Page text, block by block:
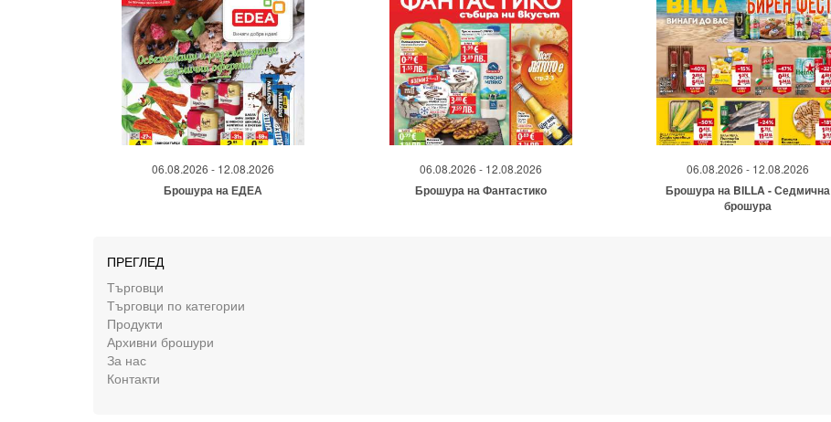
06.08.2026 - 12.08.2026
Брошура на ЕДЕА
06.08.2026 - 12.08.2026
Брошура на Фантастико
06.08.2026 - 12.08.2026
Брошура на BILLA - Седмична
брошура
ПРЕГЛЕД
Търговци
Търговци по категории
Продукти
Архивни брошури
За нас
Контакти